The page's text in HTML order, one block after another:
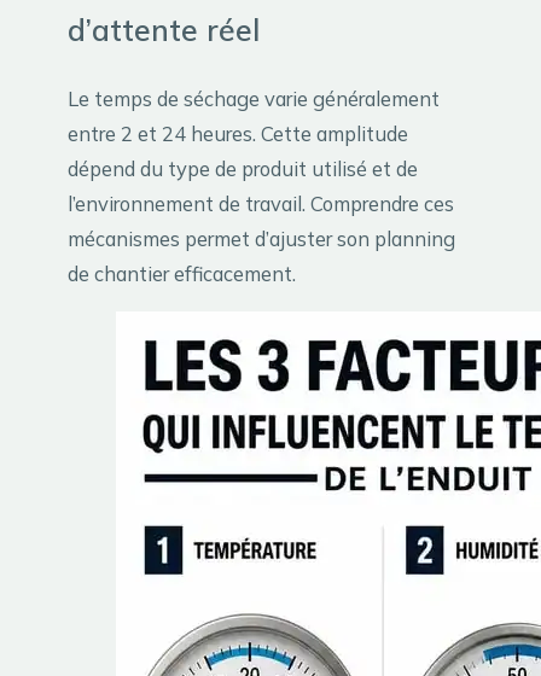
d’attente réel
Le temps de séchage varie généralement
entre 2 et 24 heures. Cette amplitude
dépend du type de produit utilisé et de
l’environnement de travail. Comprendre ces
mécanismes permet d’ajuster son planning
de chantier efficacement.